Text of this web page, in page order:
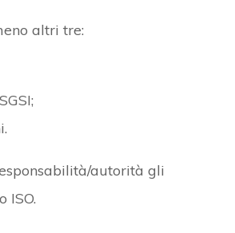
altri tre:
autorità gli
ISO.